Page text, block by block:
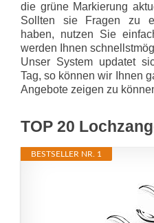
die grüne Markierung
Sollten sie Fragen zu
haben, nutzen Sie
werden Ihnen
Unser System updatet
Tag, so können wir Ihnen
Angebote zeigen zu
TOP 20
BESTSELLER NR. 1